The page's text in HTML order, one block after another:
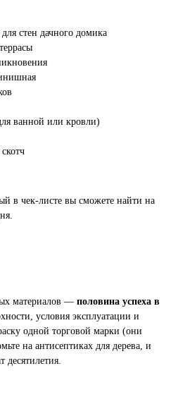
стен дачного домика
ванной или кровли)
в чек-листе вы сможете найти на
материалов — половина успеха в
условия эксплуатации и
одной торговой марки (они
на антисептиках для дерева, и
десятилетия.